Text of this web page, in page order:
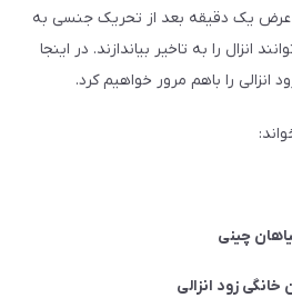
عرض یک دقیقه بعد از تحریک جنسی به
انزال را به تاخیر بیاندازند. در اینجا
را باهم مرور خواهیم کرد.
چینی
زود انزالی